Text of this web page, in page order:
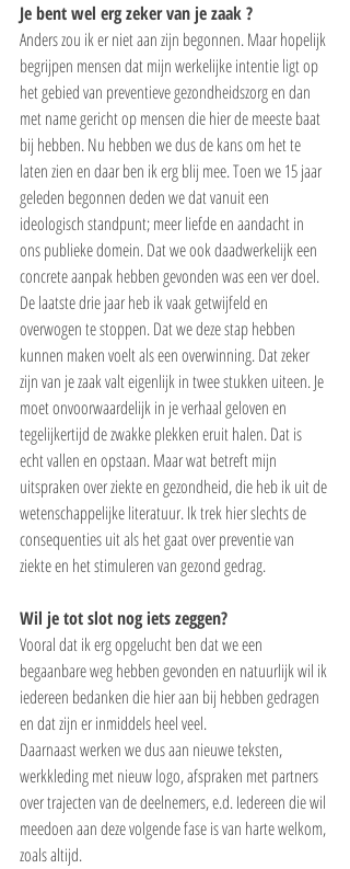
Je bent wel erg zeker van je zaak ?
Anders zou ik er niet aan zijn begonnen. Maar hopelijk
begrijpen mensen dat mijn werkelijke intentie ligt op
het gebied van preventieve gezondheidszorg en dan
met name gericht op mensen die hier de meeste baat
bij hebben. Nu hebben we dus de kans om het te
laten zien en daar ben ik erg blij mee. Toen we 15 jaar
geleden begonnen deden we dat vanuit een
ideologisch standpunt; meer liefde en aandacht in
ons publieke domein. Dat we ook daadwerkelijk een
concrete aanpak hebben gevonden was een ver doel.
De laatste drie jaar heb ik vaak getwijfeld en
overwogen te stoppen. Dat we deze stap hebben
kunnen maken voelt als een overwinning. Dat zeker
zijn van je zaak valt eigenlijk in twee stukken uiteen. Je
moet onvoorwaardelijk in je verhaal geloven en
tegelijkertijd de zwakke plekken eruit halen. Dat is
echt vallen en opstaan. Maar wat betreft mijn
uitspraken over ziekte en gezondheid, die heb ik uit de
wetenschappelijke literatuur. Ik trek hier slechts de
consequenties uit als het gaat over preventie van
ziekte en het stimuleren van gezond gedrag.
Wil je tot slot nog iets zeggen?
Vooral dat ik erg opgelucht ben dat we een
begaanbare weg hebben gevonden en natuurlijk wil ik
iedereen bedanken die hier aan bij hebben gedragen
en dat zijn er inmiddels heel veel.
Daarnaast werken we dus aan nieuwe teksten,
werkkleding met nieuw logo, afspraken met partners
over trajecten van de deelnemers, e.d. Iedereen die wil
meedoen aan deze volgende fase is van harte welkom,
zoals altijd.